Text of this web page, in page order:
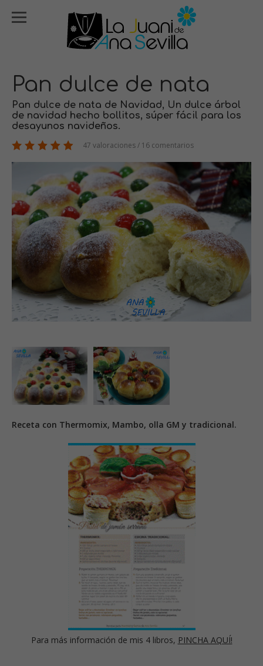
Pan dulce de nata
Pan dulce de nata de Navidad, Un dulce árbol
de navidad hecho bollitos, súper fácil para los
desayunos navideños.
47 valoraciones / 16 comentarios
Receta con Thermomix, Mambo, olla GM y tradicional.
Para más información de mis 4 libros, PINCHA AQUÍ!